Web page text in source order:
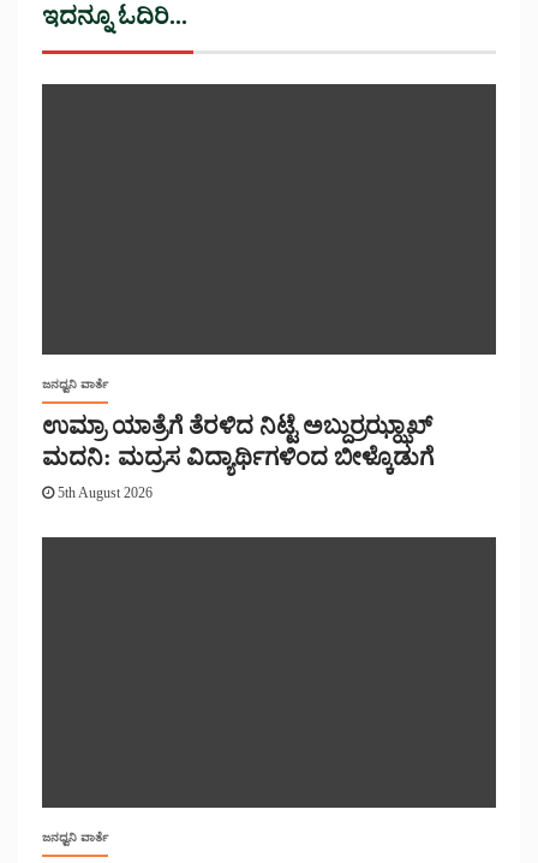
ಇದನ್ನೂ ಓದಿರಿ...
ಜನಧ್ವನಿ ವಾರ್ತೆ
ಉಮ್ರಾ ಯಾತ್ರೆಗೆ ತೆರಳಿದ ನಿಟ್ಟೆ ಅಬ್ದುರ್ರಝ್ಝಾಖ್
ಮದನಿ: ಮದ್ರಸ ವಿದ್ಯಾರ್ಥಿಗಳಿಂದ ಬೀಳ್ಕೊಡುಗೆ
5th August 2026
ಜನಧ್ವನಿ ವಾರ್ತೆ